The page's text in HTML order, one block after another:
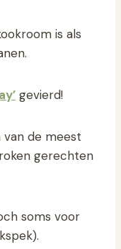
is als
gevierd!
van de meest
gerechten
soms voor